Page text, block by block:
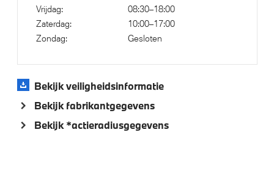
Parking Assistant Professional
Alarmsysteem klasse 3 (VbV/SCM)
Aandrijving en onderstel
Integral Active Steering
Laadaansluiting AC snelladen (22 kW)
Vrijdag:
08:30–18:00
Zaterdag:
10:00–17:00
Zondag:
Gesloten
Bekijk veiligheidsinformatie
Bekijk fabrikantgegevens
Bekijk *actieradiusgegevens